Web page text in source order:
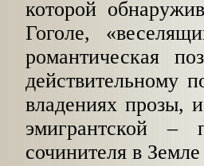
которой
Гоголе,
романтическая
действительному
владениях прозы,
эмигрантской –
сочинителя в